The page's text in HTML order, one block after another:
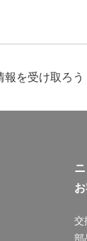
を受け取ろう
交
部